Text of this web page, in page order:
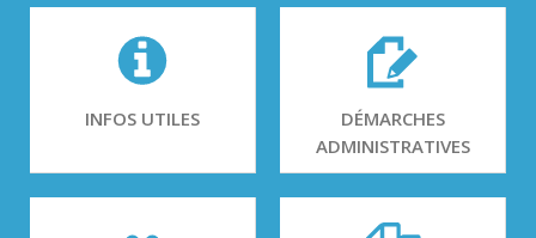
INFOS UTILES
DÉMARCHES
ADMINISTRATIVES